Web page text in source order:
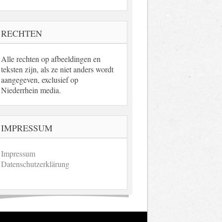
RECHTEN
Alle rechten op afbeeldingen en
teksten zijn, als ze niet anders wordt
aangegeven, exclusief op
Niederrhein media.
IMPRESSUM
Impressum
Datenschutzerklärung